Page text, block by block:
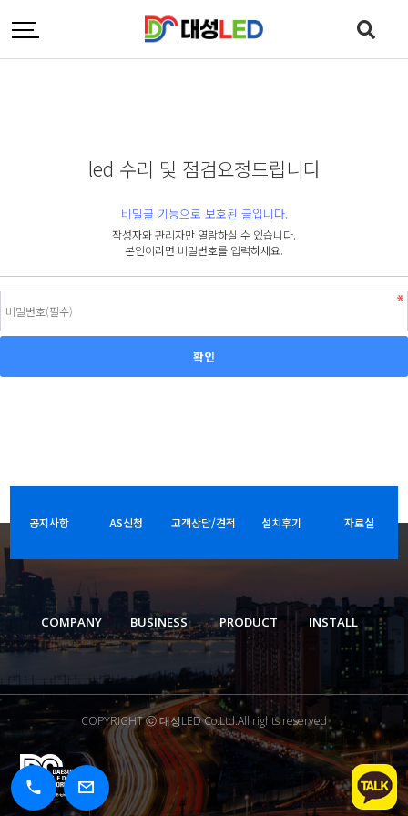
led 수리 및 점검요청드립니다
비밀글 기능으로 보호된 글입니다.
작성자와 관리자만 열람하실 수 있습니다.
본인이라면 비밀번호를 입력하세요.
공지사항 AS신청 고객상담/견적 설치후기 자료실
COMPANY BUSINESS PRODUCT INSTALL
COPYRIGHT ⓒ 대성LED Co.Ltd.All rights reserved